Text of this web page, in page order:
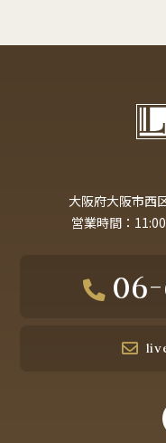
大阪府大阪市西
営業時間：